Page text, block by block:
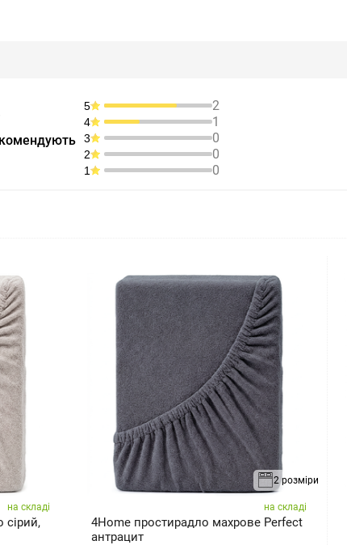
5 2
4 1
3 0
2 0
1 0
на складі
сірий,
2 розміри
на складі
4Home простирадло махрове Perfect
антрацит